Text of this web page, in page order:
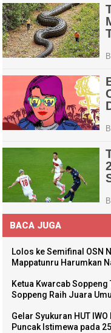
BACA JUGA
Lolos ke Semifinal OSN
Mappatunru Harumkan
Ketua Kwarcab Soppeng
Soppeng Raih Juara
Gelar Syukuran HUT
Puncak Istimewa pada